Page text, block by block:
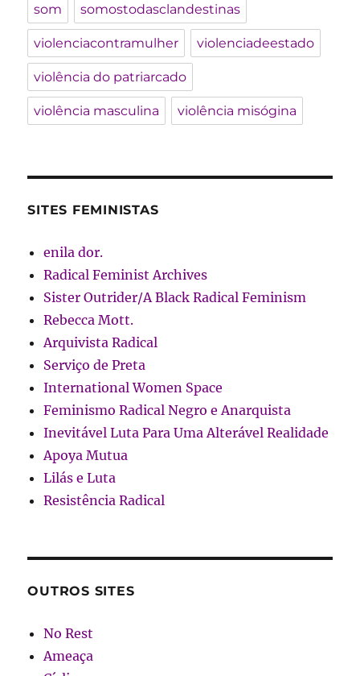
som somostodasclandestinas
violenciacontramulher violenciadeestado
violência do patriarcado
violência masculina violência misógina
SITES FEMINISTAS
enila dor.
Radical Feminist Archives
Sister Outrider/A Black Radical Feminism
Rebecca Mott.
Arquivista Radical
Serviço de Preta
International Women Space
Feminismo Radical Negro e Anarquista
Inevitável Luta Para Uma Alterável Realidade
Apoya Mutua
Lilás e Luta
Resistência Radical
OUTROS SITES
No Rest
Ameaça